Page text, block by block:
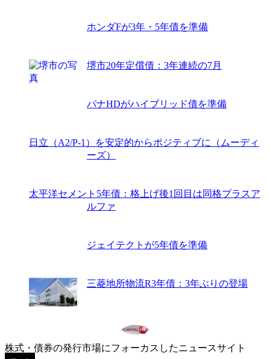
ホンダFが3年・5年債を準備
堺市20年定償債：3年連続の7月
パナHDがハイブリッド債を準備
日立（A2/P-1）を安定的からポジティブに（ムーディ
ーズ）
太平洋セメント5年債：格上げ後1回目は同格プラスア
ルファ
ジェイテクトが5年債を準備
三菱地所物流R3年債：3年ぶりの登場
株式・債券の発行市場にフォーカスしたニュースサイト